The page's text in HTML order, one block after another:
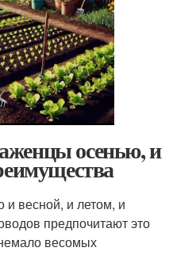
осенью, и
весной, и летом, и
предпочитают это
весомых